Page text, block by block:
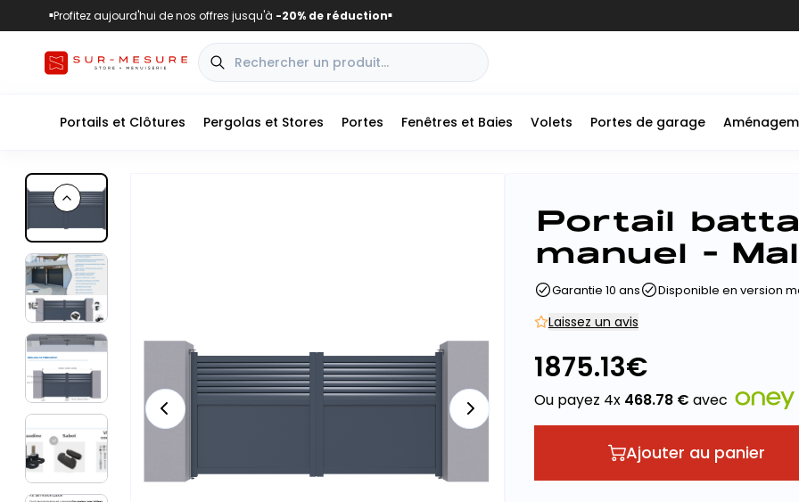
■Profitez aujourd'hui de nos offres jusqu'à -20% de réduction■
Portails et Clôtures Pergolas et Stores Portes Fenêtres et Baies Volets Portes de garage
Previous slide Portail
manuel -
Garantie 10 ans Disponible en version
Laissez un avis
1875.13€
Ou payez 4x 468.78€ avec
Ajouter au panier